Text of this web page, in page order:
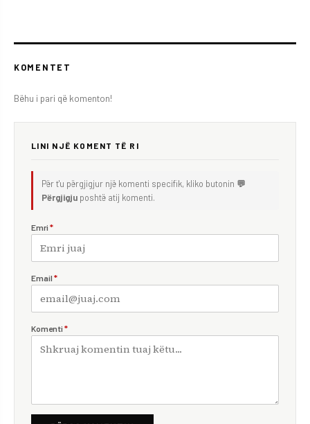
KOMENTET
Bëhu i pari që komenton!
LINI NJË KOMENT TË RI
Për t'u përgjigjur një komenti specifik, kliko butonin 💬
Përgjigju poshtë atij komenti.
Emri *
Email *
Komenti *